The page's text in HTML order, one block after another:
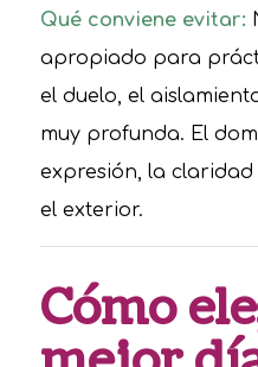
Qué conviene evitar:
apropiado para
el duelo, el
muy profunda. El
expresión, la
el exterior.
Cómo